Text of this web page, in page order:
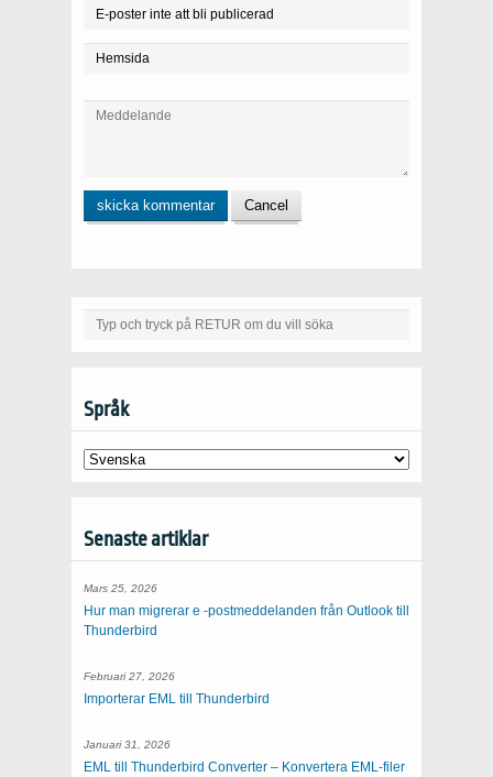
Språk
Senaste artiklar
Mars 25, 2026
Hur man migrerar e -postmeddelanden från Outlook till
Thunderbird
Februari 27, 2026
Importerar EML till Thunderbird
Januari 31, 2026
EML till Thunderbird Converter – Konvertera EML-filer